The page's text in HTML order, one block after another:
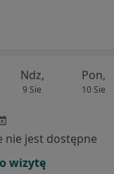
Ndz,
9 Sie
Pon,
10 Sie
nie jest dostępne
wizytę